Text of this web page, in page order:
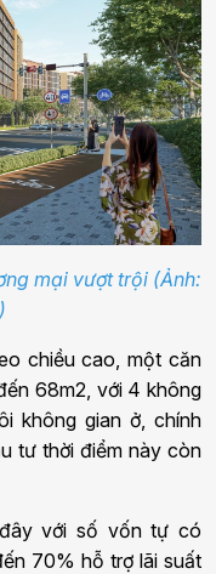
mại vượt trội (Ảnh:
chiều cao, một căn
68m2, với 4 không
không gian ở, chính
tư thời điểm này còn
với số vốn tự có
70% hỗ trợ lãi suất